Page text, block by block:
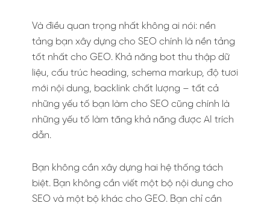
Và điều quan trọng nhất không ai nói: nền
tảng bạn xây dựng cho SEO chính là nền tảng
tốt nhất cho GEO. Khả năng bot thu thập dữ
liệu, cấu trúc heading, schema markup, độ tươi
mới nội dung, backlink chất lượng – tất cả
những yếu tố bạn làm cho SEO cũng chính là
những yếu tố làm tăng khả năng được AI trích
dẫn.
Bạn không cần xây dựng hai hệ thống tách
biệt. Bạn không cần viết một bộ nội dung cho
SEO và một bộ khác cho GEO. Bạn chỉ cần